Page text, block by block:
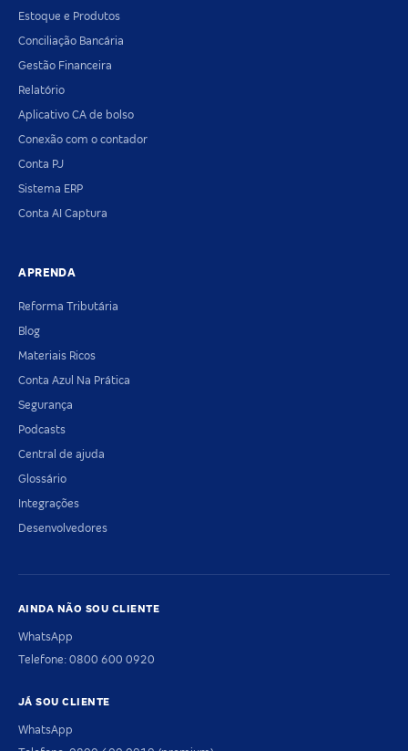
Estoque e Produtos
Conciliação Bancária
Gestão Financeira
Relatório
Aplicativo CA de bolso
Conexão com o contador
Conta PJ
Sistema ERP
Conta AI Captura
APRENDA
Reforma Tributária
Blog
Materiais Ricos
Conta Azul Na Prática
Segurança
Podcasts
Central de ajuda
Glossário
Integrações
Desenvolvedores
AINDA NÃO SOU CLIENTE
WhatsApp
Telefone: 0800 600 0920
JÁ SOU CLIENTE
WhatsApp